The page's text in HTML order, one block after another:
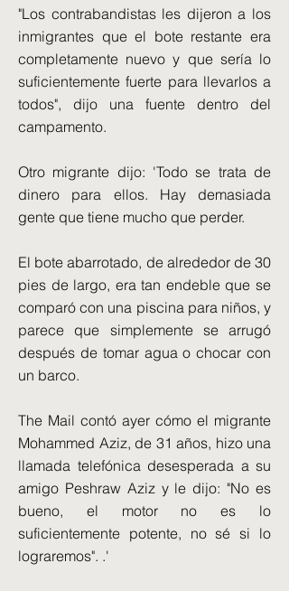
"Los contrabandistas les dijeron a los
inmigrantes que el bote restante era
completamente nuevo y que sería lo
suficientemente fuerte para llevarlos a
todos", dijo una fuente dentro del
campamento.
Otro migrante dijo: 'Todo se trata de
dinero para ellos. Hay demasiada
gente que tiene mucho que perder.
El bote abarrotado, de alrededor de 30
pies de largo, era tan endeble que se
comparó con una piscina para niños, y
parece que simplemente se arrugó
después de tomar agua o chocar con
un barco.
The Mail contó ayer cómo el migrante
Mohammed Aziz, de 31 años, hizo una
llamada telefónica desesperada a su
amigo Peshraw Aziz y le dijo: "No es
bueno, el motor no es lo
suficientemente potente, no sé si lo
lograremos". .'